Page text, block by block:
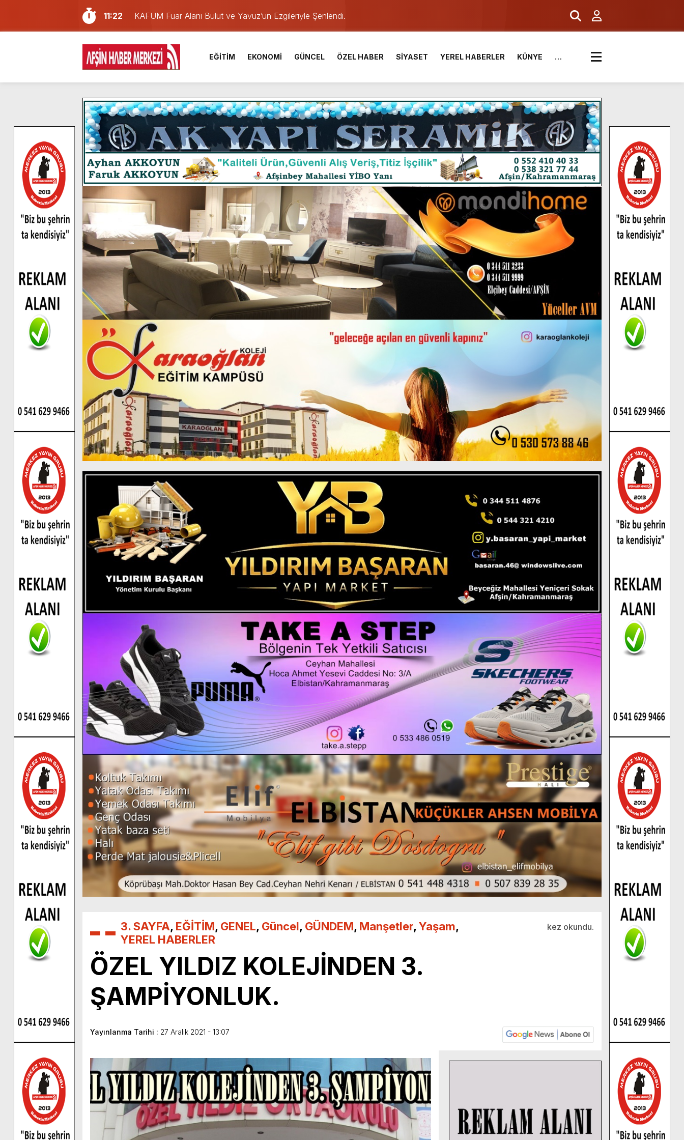
11:22
KAFUM Fuar Alanı Bulut ve Yavuz’un Ezgileriyle Şenlendi.
8:06
Afşinli bir hemşehrimizin de olduğu Filistin Konvoyu, güçlenerek ilerliyor.
14:05
Madrigal, Perşembe Günü KAFUM’da Sahne Alacak.
7:39
KEDİNİZ Mİ VAR?
7:27
Cumhurbaşkanı Erdoğan, Ayser Çalık Ortaokulu Şehitlerinin Aileleriyle Bir Araya Geldi.
13:57
Afşin Heyetinden Kaymakam Muammer Sarıdoğan’a Beşikdüzü’nde hayırlı olsun ziyareti.
10:34
Vatandaşlardan Ağustos Fuarı’na Tam Not.
16:48
Pusula Maraş Kamplarında 2 Bin Genç Doğa ve Bilimle Buluştu.
16:46
Pusula Maraş’ın Akademik Desteği Türkiye Derecesi Getirdi.
13:27
NOTER ONAYLI TYP LİSTESİ YAYINLANDI.
EĞİTİM EKONOMİ GÜNCEL ÖZEL HABER SİYASET YEREL HABERLER KÜNYE …
3. SAYFA, EĞİTİM, GENEL, Güncel, GÜNDEM, Manşetler,Yaşam,
YEREL HABERLER
kez okundu.
ÖZEL YILDIZ KOLEJİNDEN 3.
ŞAMPİYONLUK.
Yayınlanma Tarihi : 27 Aralık 2021 - 13:07